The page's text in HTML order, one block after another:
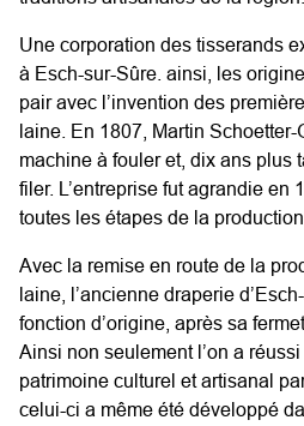
Une corporation des tisserands
à Esch-sur-Sûre. ainsi, les
pair avec l’invention des
laine. En 1807, Martin
machine à fouler et, dix ans plus
filer. L’entreprise fut agrandie en
toutes les étapes de la
Avec la remise en route de la
laine, l’ancienne draperie
fonction d’origine, après sa
Ainsi non seulement l’on a
patrimoine culturel et artisanal
celui-ci a même été développé